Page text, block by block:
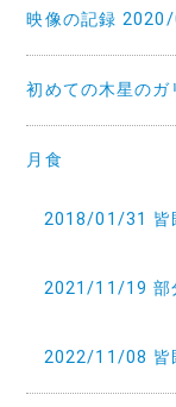
映像の記録
初めての木星の
月食
2018/01/31 皆
2021/11/19 部
2022/11/08 皆